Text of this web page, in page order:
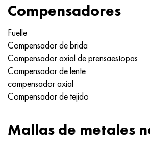
Compensadores
Fuelle
Compensador de brida
Compensador axial de prensaestopas
Compensador de lente
compensador axial
Compensador de tejido
Mallas de metales